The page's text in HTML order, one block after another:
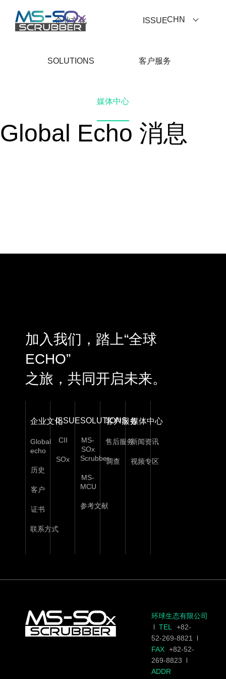
企业文化 ISSUE
SOLUTIONS 客户服务
媒体中心
CHN
Global Echo 消息
加入我们，踏上“全球
ECHO”
之旅，共同开启未来。
企业文化
Global
echo
历史
客户
证书
联系方式
ISSUE
CII
SOx
SOLUTIONS
MS-
SOx
Scrubber
MS-
MCU
参考文献
客户服务
售后服务
调查
媒体中心
新闻资讯
视频专区
环球生态有限公司
TEL
+82-
52-269-8821
FAX +82-52-
269-8823
ADDR